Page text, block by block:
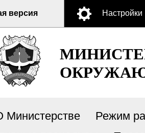
версия Настройки
Министерстве
Режим